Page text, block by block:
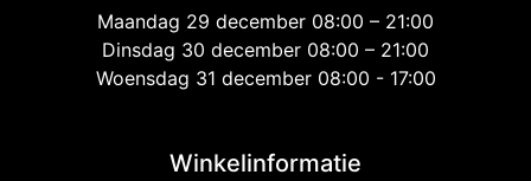
Maandag 29 december 08:00 – 21:00
Dinsdag 30 december 08:00 – 21:00
Woensdag 31 december 08:00 - 17:00
Winkelinformatie